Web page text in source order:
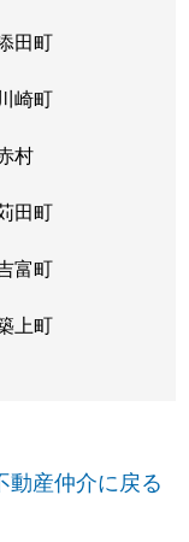
田町
崎町
村
田町
富町
上町
動産仲介に戻る